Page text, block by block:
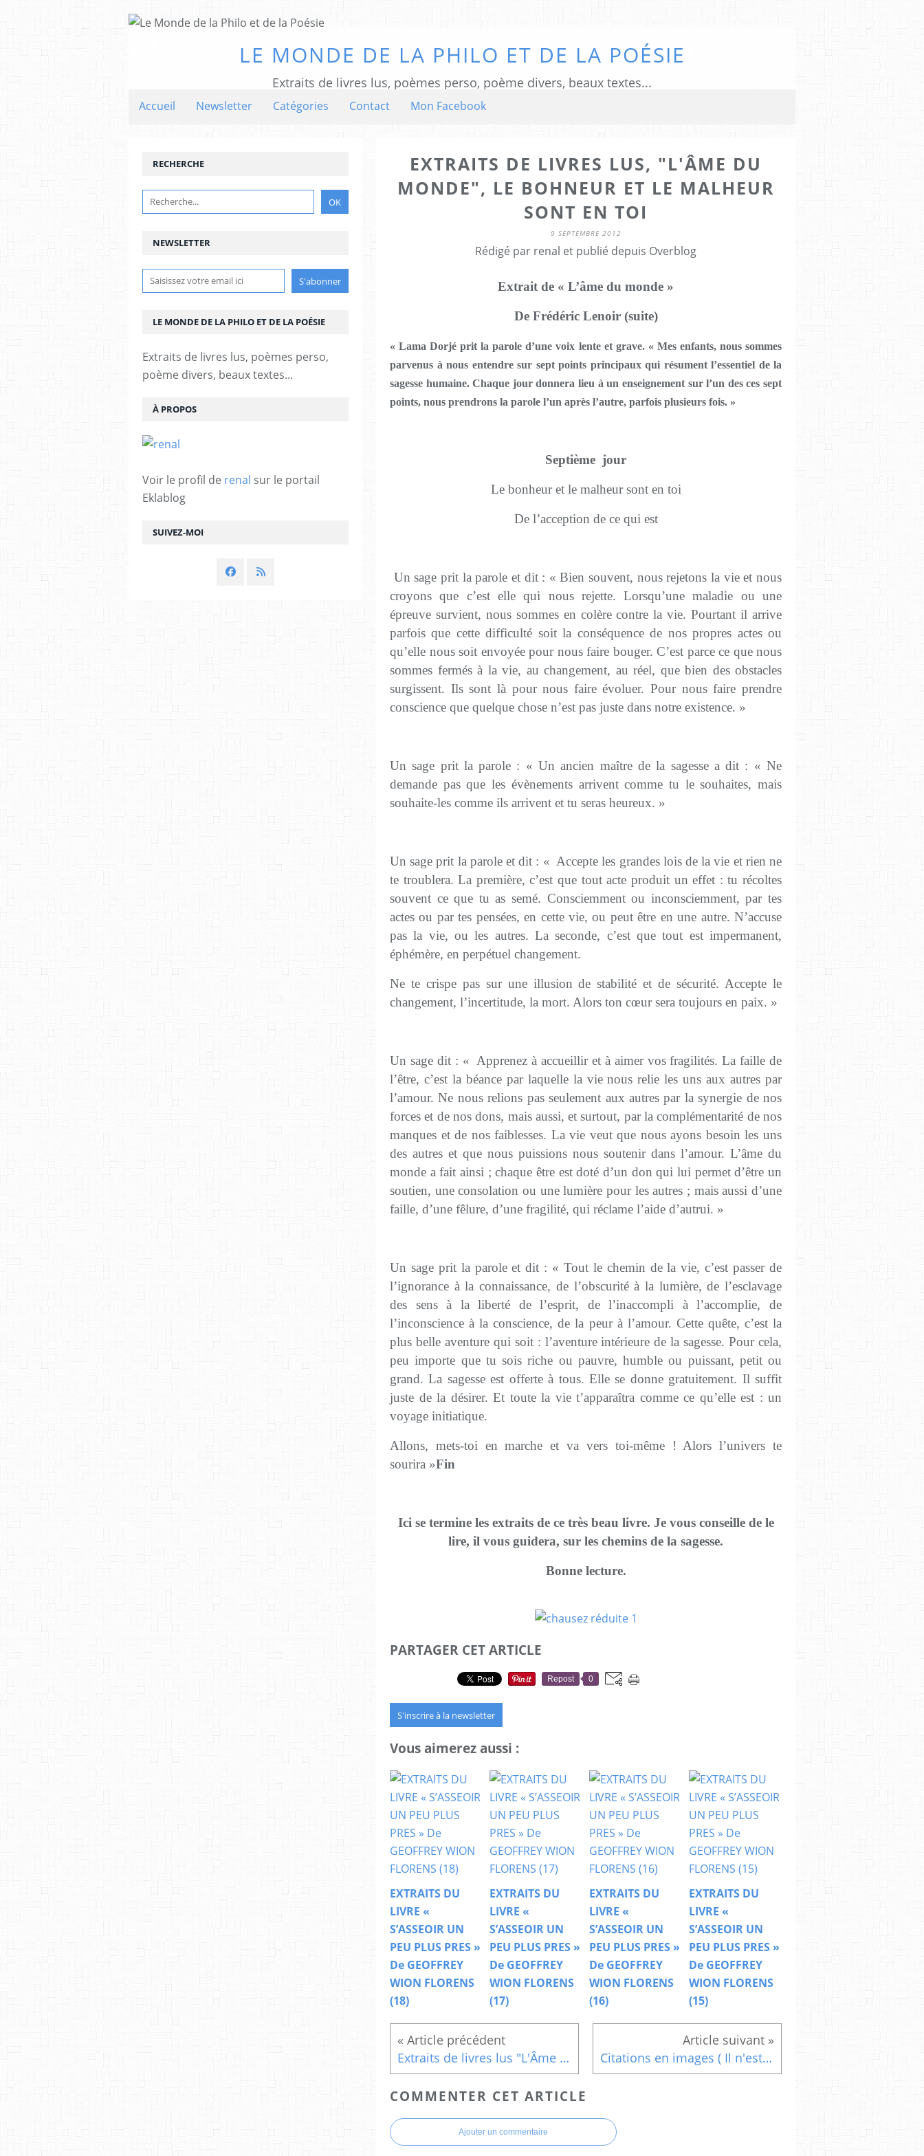
LE MONDE DE LA PHILO ET DE LA POÉSIE
Extraits de livres lus, poèmes perso, poème divers, beaux textes...
Accueil Newsletter Catégories Contact Mon Facebook
EXTRAITS DE LIVRES LUS, "L'ÂME DU
MONDE", LE BOHNEUR ET LE MALHEUR
SONT EN TOI
9 SEPTEMBRE 2012
Rédigé par renal et publié depuis Overblog
Extrait de « L’âme du monde »
De Frédéric Lenoir (suite)
« Lama Dorjé prit la parole d’une voix lente et grave. « Mes enfants, nous sommes
parvenus à nous entendre sur sept points principaux qui résument l’essentiel de la
sagesse humaine. Chaque jour donnera lieu à un enseignement sur l’un des ces sept
points, nous prendrons la parole l’un après l’autre, parfois plusieurs fois. »
Septième jour
Le bonheur et le malheur sont en toi
De l’acception de ce qui est
Un sage prit la parole et dit : « Bien souvent, nous rejetons la vie et nous
croyons que c’est elle qui nous rejette. Lorsqu’une maladie ou une
épreuve survient, nous sommes en colère contre la vie. Pourtant il arrive
parfois que cette difficulté soit la conséquence de nos propres actes ou
qu’elle nous soit envoyée pour nous faire bouger. C’est parce ce que nous
sommes fermés à la vie, au changement, au réel, que bien des obstacles
surgissent. Ils sont là pour nous faire évoluer. Pour nous faire prendre
conscience que quelque chose n’est pas juste dans notre existence. »
Un sage prit la parole : « Un ancien maître de la sagesse a dit : « Ne
demande pas que les évènements arrivent comme tu le souhaites, mais
souhaite-les comme ils arrivent et tu seras heureux. »
Un sage prit la parole et dit : « Accepte les grandes lois de la vie et rien ne
te troublera. La première, c’est que tout acte produit un effet : tu récoltes
souvent ce que tu as semé. Consciemment ou inconsciemment, par tes
actes ou par tes pensées, en cette vie, ou peut être en une autre. N’accuse
pas la vie, ou les autres. La seconde, c’est que tout est impermanent,
éphémère, en perpétuel changement.
Ne te crispe pas sur une illusion de stabilité et de sécurité. Accepte le
changement, l’incertitude, la mort. Alors ton cœur sera toujours en paix. »
Un sage dit : « Apprenez à accueillir et à aimer vos fragilités. La faille de
l’être, c’est la béance par laquelle la vie nous relie les uns aux autres par
l’amour. Ne nous relions pas seulement aux autres par la synergie de nos
forces et de nos dons, mais aussi, et surtout, par la complémentarité de nos
manques et de nos faiblesses. La vie veut que nous ayons besoin les uns
des autres et que nous puissions nous soutenir dans l’amour. L’âme du
monde a fait ainsi ; chaque être est doté d’un don qui lui permet d’être un
soutien, une consolation ou une lumière pour les autres ; mais aussi d’une
faille, d’une fêlure, d’une fragilité, qui réclame l’aide d’autrui. »
Un sage prit la parole et dit : « Tout le chemin de la vie, c’est passer de
l’ignorance à la connaissance, de l’obscurité à la lumière, de l’esclavage
des sens à la liberté de l’esprit, de l’inaccompli à l’accomplie, de
l’inconscience à la conscience, de la peur à l’amour. Cette quête, c’est la
plus belle aventure qui soit : l’aventure intérieure de la sagesse. Pour cela,
peu importe que tu sois riche ou pauvre, humble ou puissant, petit ou
grand. La sagesse est offerte à tous. Elle se donne gratuitement. Il suffit
juste de la désirer. Et toute la vie t’apparaîtra comme ce qu’elle est : un
voyage initiatique.
Allons, mets-toi en marche et va vers toi-même ! Alors l’univers te
sourira »Fin
Ici se termine les extraits de ce très beau livre. Je vous conseille de le
lire, il vous guidera, sur les chemins de la sagesse.
Bonne lecture.
PARTAGER CET ARTICLE
Repost 0
S'inscrire à la newsletter
Vous aimerez aussi :
EXTRAITS DU
LIVRE «
S’ASSEOIR UN
PEU PLUS PRES »
De GEOFFREY
WION FLORENS
(18)
EXTRAITS DU
LIVRE «
S’ASSEOIR UN
PEU PLUS PRES »
De GEOFFREY
WION FLORENS
(17)
EXTRAITS DU
LIVRE «
S’ASSEOIR UN
PEU PLUS PRES »
De GEOFFREY
WION FLORENS
(16)
EXTRAITS DU
LIVRE «
S’ASSEOIR UN
PEU PLUS PRES »
De GEOFFREY
WION FLORENS
(15)
Extraits de livres lus "L'Âme du monde", Ici et maintenant Citations en images ( Il n'est pas .......
COMMENTER CET ARTICLE
Ajouter un commentaire
NEWSLETTER
SUIVEZ-MOI
RECHERCHE
LE MONDE DE LA PHILO ET DE LA POÉSIE
Extraits de livres lus, poèmes perso,
poème divers, beaux textes...
À PROPOS
Voir le profil de renal sur le portail
Eklablog